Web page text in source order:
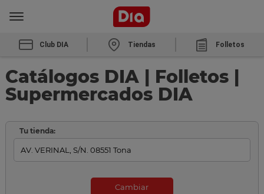
Club DIA Tiendas Folletos
Catálogos DIA | Folletos |
Supermercados DIA
Tu tienda:
Cambiar